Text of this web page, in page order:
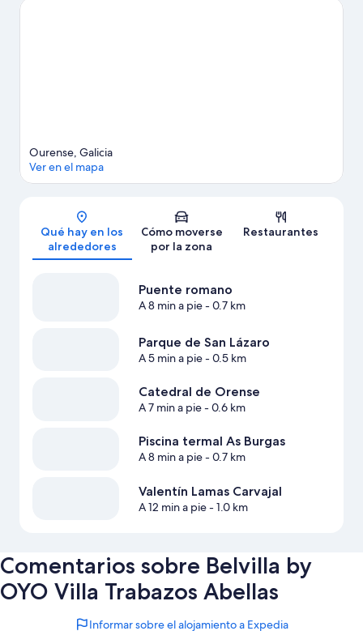
Mapa
Ourense, Galicia
Ver en el mapa
Qué hay en los
alrededores
Cómo moverse
por la zona
Restaurantes
Puente romano
A 8 min a pie- 0.7 km
Parque de San Lázaro
A 5 min a pie- 0.5 km
Catedral de Orense
A 7 min a pie- 0.6 km
Piscina termal As Burgas
A 8 min a pie- 0.7 km
Valentín Lamas Carvajal
A 12 min a pie- 1.0 km
Comentarios sobre Belvilla by
OYO Villa Trabazos Abellas
Informar sobre el alojamiento a Expedia